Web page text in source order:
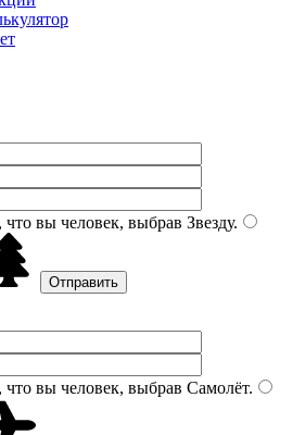
вы человек, выбрав Звезду.
вы человек, выбрав Самолёт.